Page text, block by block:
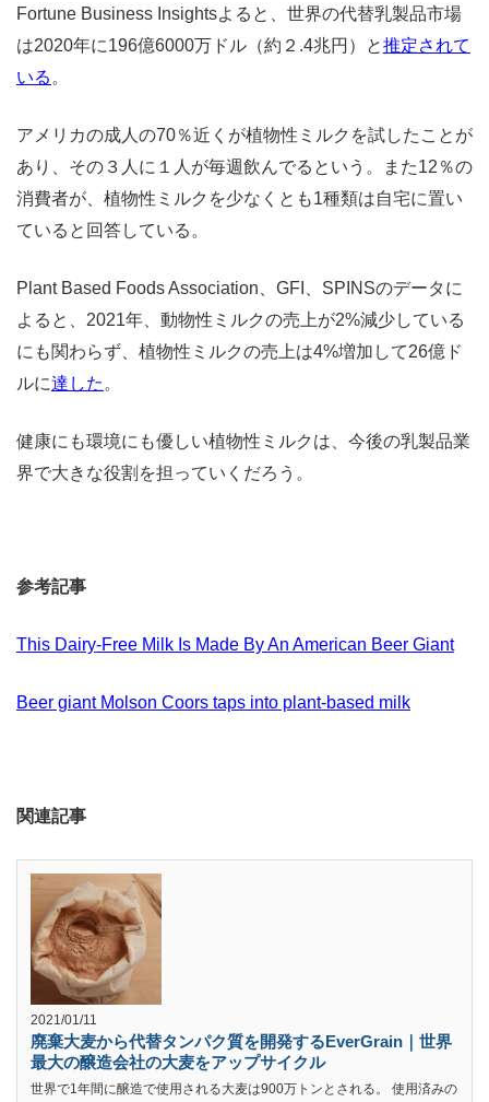
Fortune Business Insightsよると、世界の代替乳製品市場
は2020年に196億6000万ドル（約２.4兆円）と推定されて
いる 。
アメリカの成人の70％近くが植物性ミルクを試したことが
あり、その３人に１人が毎週飲んでるという。また12％の
消費者が、植物性ミルクを少なくとも1種類は自宅に置い
ていると回答している。
Plant Based Foods Association、GFI、SPINSのデータに
よると、2021年、動物性ミルクの売上が2%減少している
にも関わらず、植物性ミルクの売上は4%増加して26億ド
ルに達した 。
健康にも環境にも優しい植物性ミルクは、今後の乳製品業
界で大きな役割を担っていくだろう。
参考記事
This Dairy-Free Milk Is Made By An American Beer Giant
Beer giant Molson Coors taps into plant-based milk
関連記事
2021/01/11
廃棄大麦から代替タンパク質を開発するEverGrain｜世界
最大の醸造会社の大麦をアップサイクル
世界で1年間に醸造で使用される大麦は900万トンとされる。 使用済みの